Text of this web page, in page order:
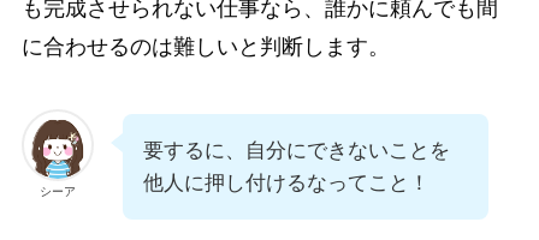
も完成させられない仕事なら、誰かに頼んでも間
に合わせるのは難しいと判断します。
シーア
要するに、自分にできないことを
他人に押し付けるなってこと！